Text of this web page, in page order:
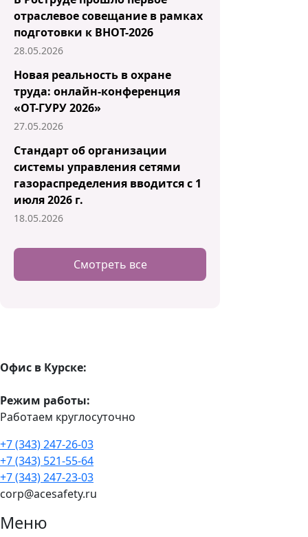
отраслевое совещание в рамках
подготовки к ВНОТ-2026
28.05.2026
Новая реальность в охране
труда: онлайн-конференция
«ОТ-ГУРУ 2026»
27.05.2026
Стандарт об организации
системы управления сетями
газораспределения вводится с 1
июля 2026 г.
18.05.2026
Смотреть все
Офис в Курске:
Режим работы:
Работаем круглосуточно
+7 (343) 247-26-03
+7 (343) 521-55-64
+7 (343) 247-23-03
corp@acesafety.ru
Меню